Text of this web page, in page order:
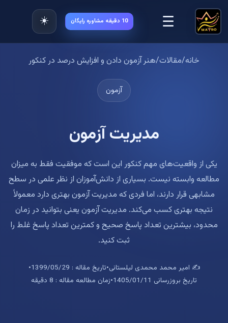
☰
☀️ 10 دقیقه مشاوره رایگان
خانه/مقالات/هنر آزمون دادن و افزایش درصد در کنکور
آزمون
مدیریت آزمون
یکی از واقعیت‌های مهم کنکور این است که موفقیت فقط به میزان
مطالعه وابسته نیست. بسیاری از دانش‌آموزان از نظر علمی در سطح
مشابهی قرار دارند، اما فردی که مدیریت آزمون بهتری دارد معمولاً
نتیجه بهتری کسب می‌کند. مدیریت آزمون یعنی بتوانید در زمان
محدود، بیشترین تعداد پاسخ صحیح و کمترین تعداد پاسخ غلط را
ثبت کنید.
✍️ امیر محمد محمدی لیلستانی•تاریخ مقاله : 1399/05/29
•
تاریخ بروزرسانی 1405/01/11
•زمان مطالعه مقاله : 8 دقیقه